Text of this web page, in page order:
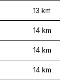
13 km
14 km
14 km
14 km